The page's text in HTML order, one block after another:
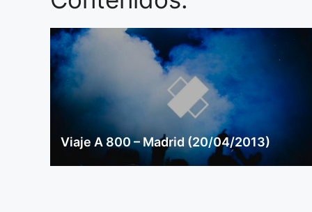
Viaje A 800 – Madrid (20/04/2013)